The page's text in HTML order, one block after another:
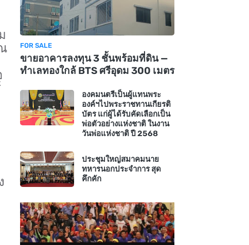
FOR SALE
ขายอาคารลงทุน 3 ชั้นพร้อมที่ดิน —
ทำเลทองใกล้ BTS ศรีอุดม 300 เมตร
องคมนตรีเป็นผู้แทนพระ
องค์ฯไปพระราชทานเกียรติ
บัตร แก่ผู้ได้รับคัดเลือกเป็น
พ่อตัวอย่างแห่งชาติ ในงาน
วันพ่อแห่งชาติ ปี 2568
ประชุมใหญ่สมาคมนาย
ทหารนอกประจำการ สุด
คึกคัก